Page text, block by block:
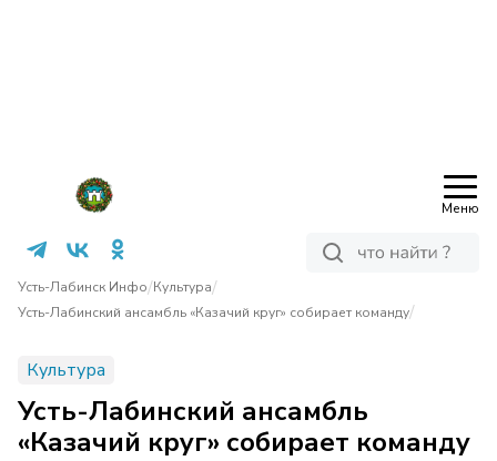
Меню
Усть-Лабинск Инфо/Культура/
Усть-Лабинский ансамбль «Казачий круг» собирает команду/
Культура
Усть-Лабинский ансамбль
«Казачий круг» собирает команду